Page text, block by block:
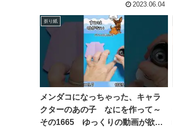
2023.06.04
折り紙
メンダコになっちゃった、キャラ
クターのあの子 なにを作って～
その1665 ゆっくりの動画が欲し